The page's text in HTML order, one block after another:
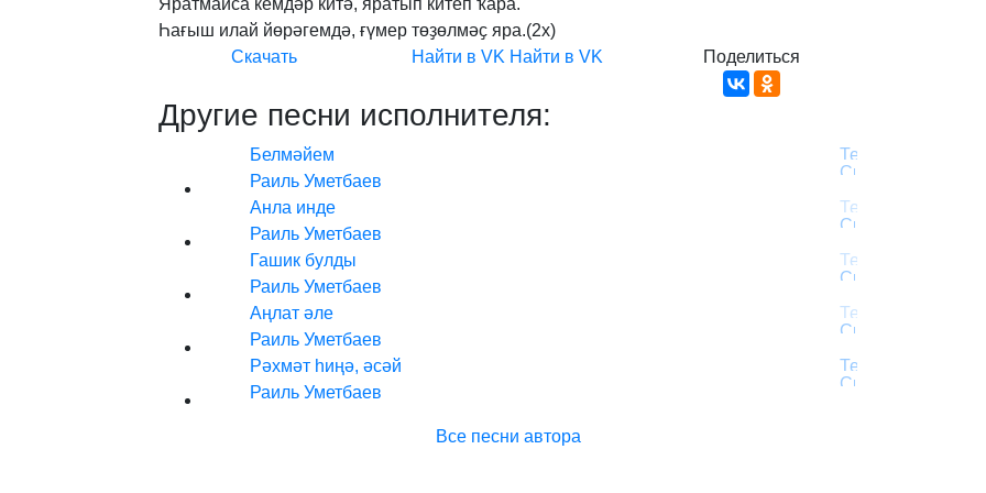
Яратмайса кемдәр китә, яратып китеп ҡара.
Һағыш илай йөрәгемдә, ғүмер төҙөлмәҫ яра.(2x)
Скачать
Найти в VK Найти в VK Поделиться
Другие песни исполнителя:
Белмәйем
Раиль Уметбаев
Анла инде
Раиль Уметбаев
Гашик булды
Раиль Уметбаев
Аңлат әле
Раиль Уметбаев
Рәхмәт һиңә, әсәй
Раиль Уметбаев
Все песни автора